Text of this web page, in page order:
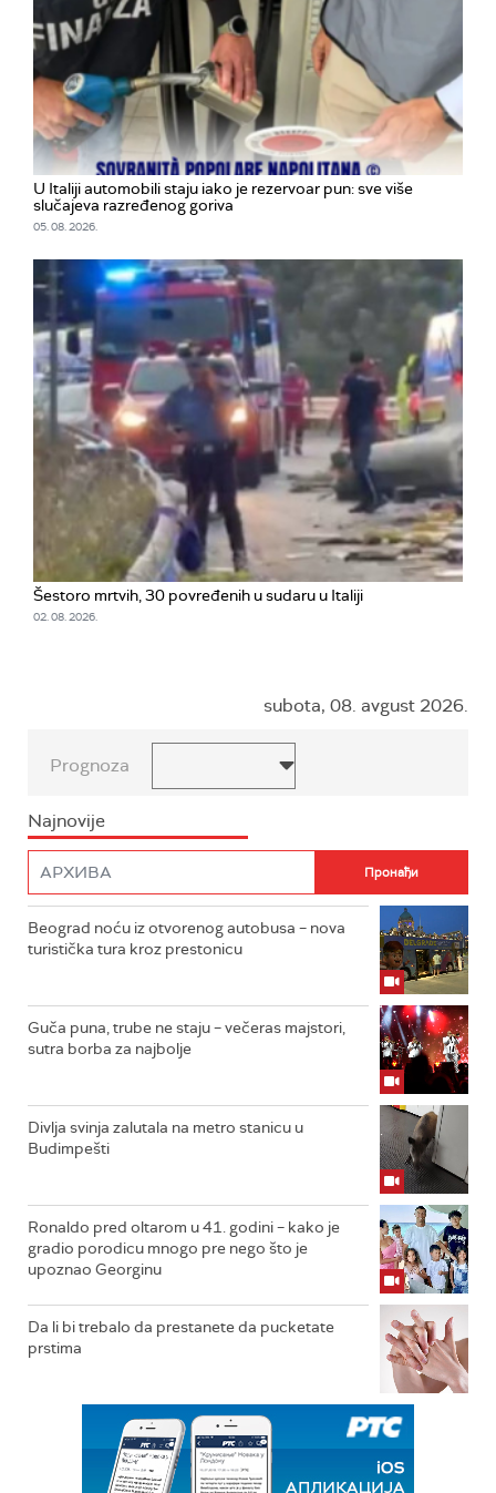
U Italiji automobili staju iako je rezervoar pun: sve više
slučajeva razređenog goriva
05. 08. 2026.
Šestoro mrtvih, 30 povređenih u sudaru u Italiji
02. 08. 2026.
subota, 08. avgust 2026.
Prognoza
Najnovije
Beograd noću iz otvorenog autobusa – nova
turistička tura kroz prestonicu
Guča puna, trube ne staju – večeras majstori,
sutra borba za najbolje
Divlja svinja zalutala na metro stanicu u
Budimpešti
Ronaldo pred oltarom u 41. godini – kako je
gradio porodicu mnogo pre nego što je
upoznao Georginu
Da li bi trebalo da prestanete da pucketate
prstima